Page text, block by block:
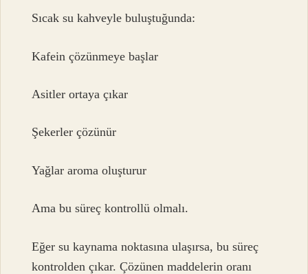
Sıcak su kahveyle buluştuğunda:
Kafein çözünmeye başlar
Asitler ortaya çıkar
Şekerler çözünür
Yağlar aroma oluşturur
Ama bu süreç kontrollü olmalı.
Eğer su kaynama noktasına ulaşırsa, bu süreç
kontrolden çıkar. Çözünen maddelerin oranı